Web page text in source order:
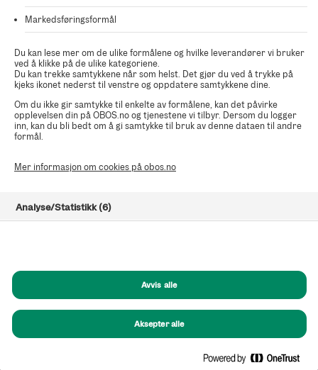
Markedsføringsformål
Du kan lese mer om de ulike formålene og hvilke leverandører vi bruker
ved å klikke på de ulike kategoriene.
Du kan trekke samtykkene når som helst. Det gjør du ved å trykke på
kjeks ikonet nederst til venstre og oppdatere samtykkene dine.
Om du ikke gir samtykke til enkelte av formålene, kan det påvirke
opplevelsen din på OBOS.no og tjenestene vi tilbyr. Dersom du logger
inn, kan du bli bedt om å gi samtykke til bruk av denne dataen til andre
formål.
Mer informasjon om cookies på obos.no
Analyse/Statistikk (6)
Funksjonelle (8)
Helt nødvendige (1)
Avvis alle
Aksepter alle